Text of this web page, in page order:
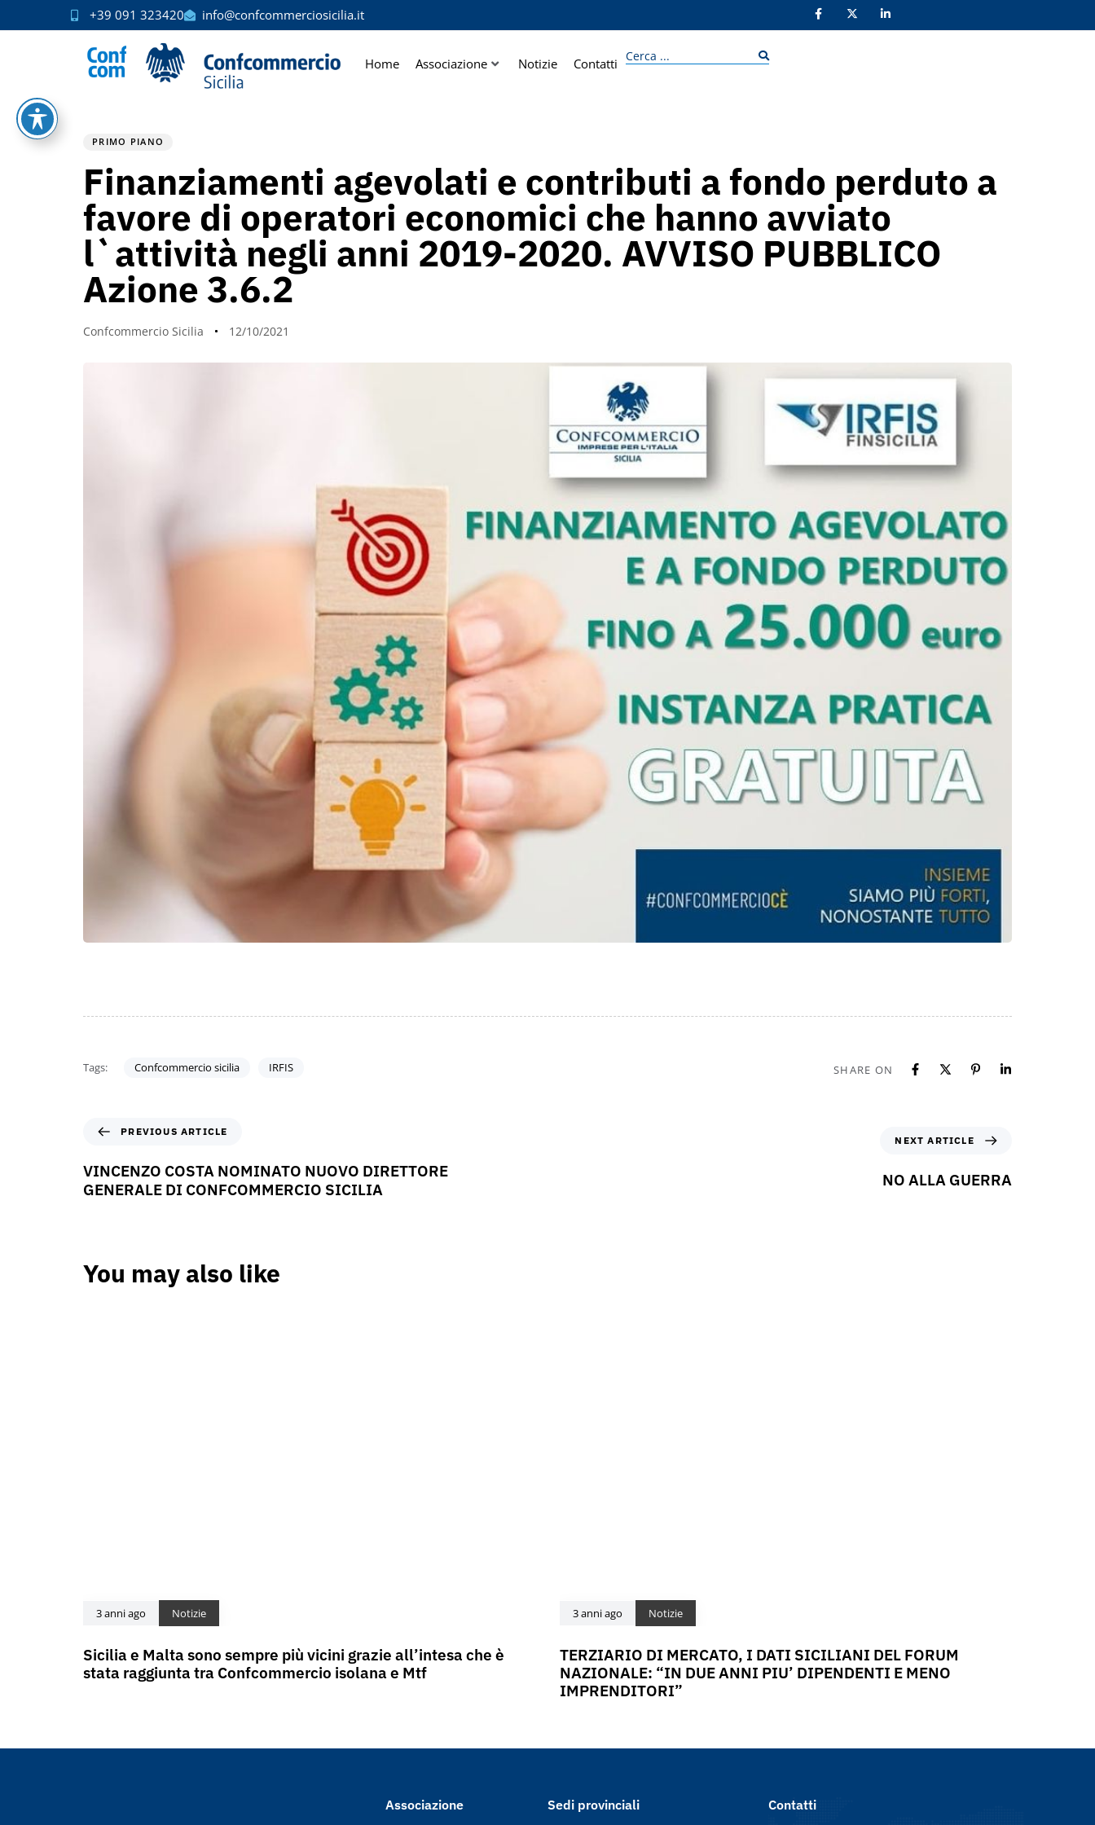
+39 091 323420 info@confcommerciosicilia.it
Home Associazione Notizie Contatti
PRIMO PIANO
Finanziamenti agevolati e contributi a fondo perduto a
favore di operatori economici che hanno avviato
l`attività negli anni 2019-2020. AVVISO PUBBLICO
Azione 3.6.2
Confcommercio Sicilia 12/10/2021
Tags: Confcommercio sicilia IRFIS SHARE ON
PREVIOUS ARTICLE
VINCENZO COSTA NOMINATO NUOVO DIRETTORE
GENERALE DI CONFCOMMERCIO SICILIA
NEXT ARTICLE
NO ALLA GUERRA
You may also like
3 anni ago Notizie
Sicilia e Malta sono sempre più vicini grazie all’intesa che è
stata raggiunta tra Confcommercio isolana e Mtf
3 anni ago Notizie
TERZIARIO DI MERCATO, I DATI SICILIANI DEL FORUM
NAZIONALE: “IN DUE ANNI PIU’ DIPENDENTI E MENO
IMPRENDITORI”
Associazione Sedi provinciali Contatti